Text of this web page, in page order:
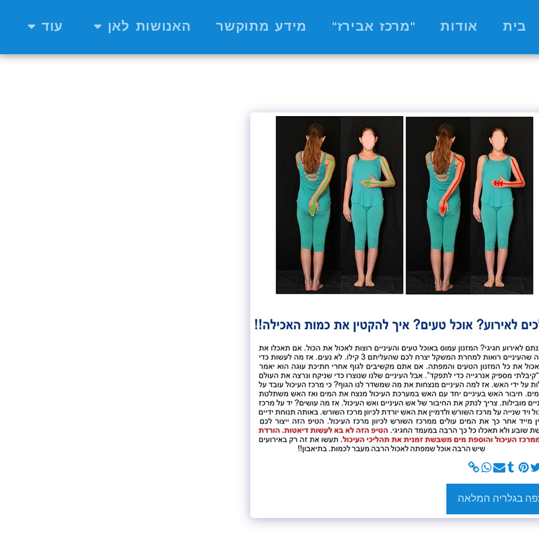
בית אודות "מרכז אבירז" מידע מתוקשר האנושות לאן עוד
בגלריה המלאה